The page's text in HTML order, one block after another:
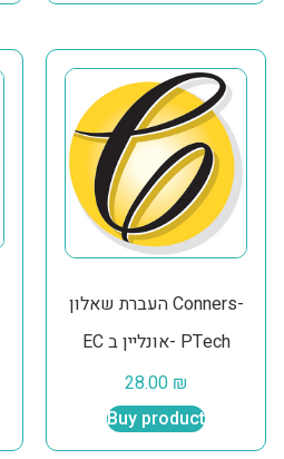
העברת שאלון Conners-
EC אונליין ב- PTech
28.00 ₪
Buy product